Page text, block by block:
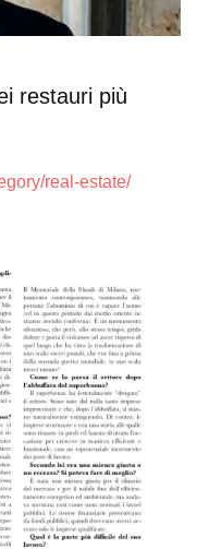
restauri più
real-estate/